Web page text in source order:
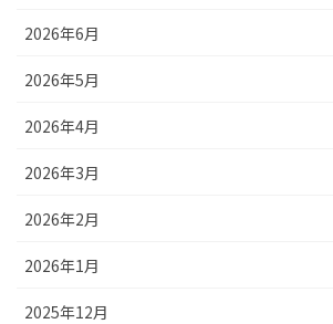
2026年6月
2026年5月
2026年4月
2026年3月
2026年2月
2026年1月
2025年12月